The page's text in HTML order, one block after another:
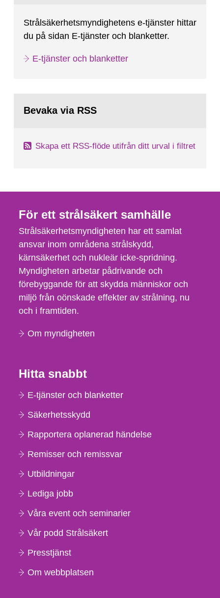
Strålsäkerhetsmyndighetens e-tjänster hittar
du på sidan E-tjänster och blanketter.
E-tjänster och blanketter
Bevaka via RSS
Skapa ett RSS-flöde utifrån ditt urval i filtret
För ett strålsäkert samhälle
Strålsäkerhetsmyndigheten har ett samlat
ansvar inom områdena strålskydd,
kärnsäkerhet och nukleär icke-spridning.
Myndigheten arbetar pådrivande och
förebyggande för att skydda människor och
miljö från oönskade effekter av strålning, nu
och i framtiden.
Om myndigheten
Hitta snabbt
E-tjänster och blanketter
Säkerhetsskydd
Rapportera oplanerad händelse
Remisser och remissvar
Utbildningar
Lediga jobb
Våra event och seminarier
Vår podd Strålsäkert
Presstjänst
Om webbplatsen